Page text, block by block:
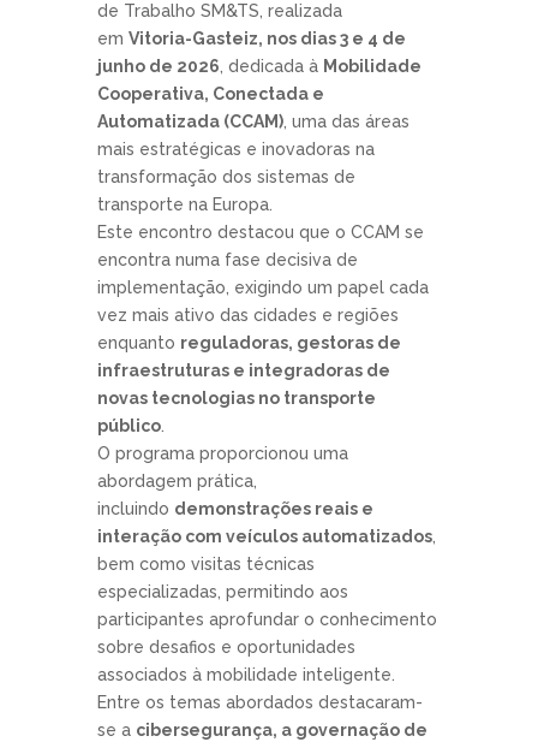
de Trabalho SM&TS, realizada
em Vitoria-Gasteiz, nos dias 3 e 4 de
junho de 2026, dedicada à Mobilidade
Cooperativa, Conectada e
Automatizada (CCAM), uma das áreas
mais estratégicas e inovadoras na
transformação dos sistemas de
transporte na Europa.
Este encontro destacou que o CCAM se
encontra numa fase decisiva de
implementação, exigindo um papel cada
vez mais ativo das cidades e regiões
enquanto reguladoras, gestoras de
infraestruturas e integradoras de
novas tecnologias no transporte
público.
O programa proporcionou uma
abordagem prática,
incluindo demonstrações reais e
interação com veículos automatizados,
bem como visitas técnicas
especializadas, permitindo aos
participantes aprofundar o conhecimento
sobre desafios e oportunidades
associados à mobilidade inteligente.
Entre os temas abordados destacaram-
se a cibersegurança, a governação de